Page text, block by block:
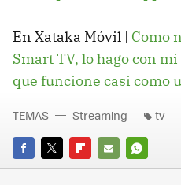
En Xataka Móvil | Como
Smart TV, lo hago con
que funcione casi como
FACEBOOK
TWITTERFLIPBOARD
E-
TEMAS Streaming tv